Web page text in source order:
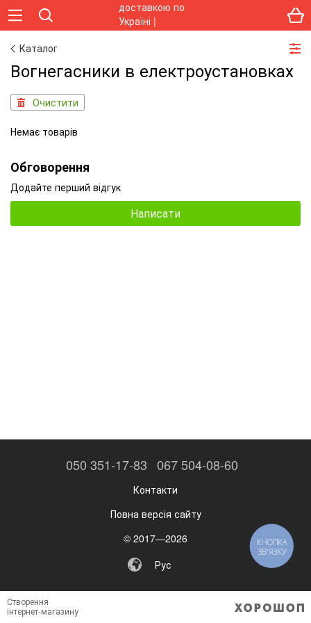
Каталог
Вогнегасники в електроустановках
Очистити
Немає товарів
Обговорення
Додайте перший відгук
Написати
050 351-17-83 067 504-08-60
Контакти
Повна версія сайту
© 2017—2026
Рус
Створення
інтернет-магазину